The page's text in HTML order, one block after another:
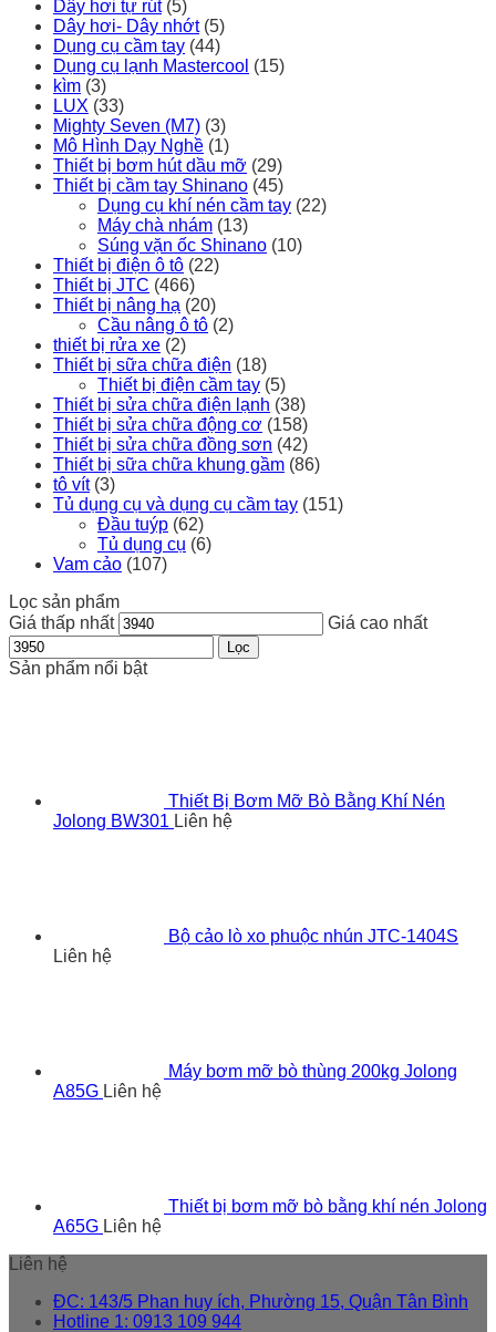
Dây hơi tự rút (5)
Dây hơi- Dây nhớt (5)
Dụng cụ cầm tay (44)
Dụng cụ lạnh Mastercool (15)
kìm (3)
LUX (33)
Mighty Seven (M7) (3)
Mô Hình Dạy Nghề (1)
Thiết bị bơm hút dầu mỡ (29)
Thiết bị cầm tay Shinano (45)
Dụng cụ khí nén cầm tay (22)
Máy chà nhám (13)
Súng vặn ốc Shinano (10)
Thiết bị điện ô tô (22)
Thiết bị JTC (466)
Thiết bị nâng hạ (20)
Cầu nâng ô tô (2)
thiết bị rửa xe (2)
Thiết bị sữa chữa điện (18)
Thiết bị điện cầm tay (5)
Thiết bị sửa chữa điện lạnh (38)
Thiết bị sửa chữa động cơ (158)
Thiết bị sửa chữa đồng sơn (42)
Thiết bị sữa chữa khung gầm (86)
tô vít (3)
Tủ dụng cụ và dụng cụ cầm tay (151)
Đầu tuýp (62)
Tủ dụng cụ (6)
Vam cảo (107)
Lọc sản phẩm
Giá thấp nhất
Giá cao nhất
Lọc
Sản phẩm nổi bật
Thiết Bị Bơm Mỡ Bò Bằng Khí Nén
Jolong BW301 Liên hệ
Bộ cảo lò xo phuộc nhún JTC-1404S
Liên hệ
Máy bơm mỡ bò thùng 200kg Jolong
A85G Liên hệ
Thiết bị bơm mỡ bò bằng khí nén Jolong
A65G Liên hệ
Liên hệ
ĐC: 143/5 Phan huy ích, Phường 15, Quận Tân Bình
Hotline 1: 0913 109 944